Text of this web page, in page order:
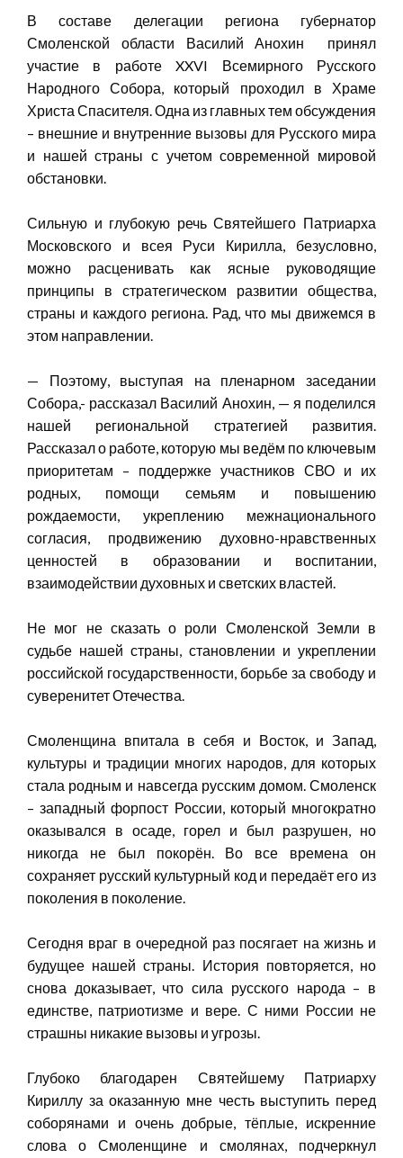
В составе делегации региона губернатор
Смоленской области Василий Анохин принял
участие в работе XXVI Всемирного Русского
Народного Собора, который проходил в Храме
Христа Спасителя. Одна из главных тем обсуждения
– внешние и внутренние вызовы для Русского мира
и нашей страны с учетом современной мировой
обстановки.
Сильную и глубокую речь Святейшего Патриарха
Московского и всея Руси Кирилла, безусловно,
можно расценивать как ясные руководящие
принципы в стратегическом развитии общества,
страны и каждого региона. Рад, что мы движемся в
этом направлении.
— Поэтому, выступая на пленарном заседании
Собора,- рассказал Василий Анохин, — я поделился
нашей региональной стратегией развития.
Рассказал о работе, которую мы ведём по ключевым
приоритетам – поддержке участников СВО и их
родных, помощи семьям и повышению
рождаемости, укреплению межнационального
согласия, продвижению духовно-нравственных
ценностей в образовании и воспитании,
взаимодействии духовных и светских властей.
Не мог не сказать о роли Смоленской Земли в
судьбе нашей страны, становлении и укреплении
российской государственности, борьбе за свободу и
суверенитет Отечества.
Смоленщина впитала в себя и Восток, и Запад,
культуры и традиции многих народов, для которых
стала родным и навсегда русским домом. Смоленск
– западный форпост России, который многократно
оказывался в осаде, горел и был разрушен, но
никогда не был покорён. Во все времена он
сохраняет русский культурный код и передаёт его из
поколения в поколение.
Сегодня враг в очередной раз посягает на жизнь и
будущее нашей страны. История повторяется, но
снова доказывает, что сила русского народа – в
единстве, патриотизме и вере. С ними России не
страшны никакие вызовы и угрозы.
Глубоко благодарен Святейшему Патриарху
Кириллу за оказанную мне честь выступить перед
соборянами и очень добрые, тёплые, искренние
слова о Смоленщине и смолянах, подчеркнул